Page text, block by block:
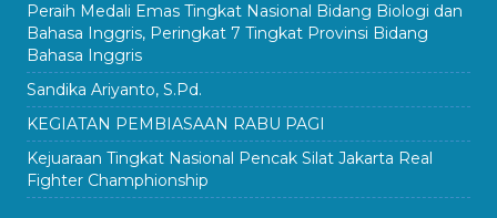
Peraih Medali Emas Tingkat Nasional Bidang Biologi dan
Bahasa Inggris, Peringkat 7 Tingkat Provinsi Bidang
Bahasa Inggris
Sandika Ariyanto, S.Pd.
KEGIATAN PEMBIASAAN RABU PAGI
Kejuaraan Tingkat Nasional Pencak Silat Jakarta Real
Fighter Champhionship